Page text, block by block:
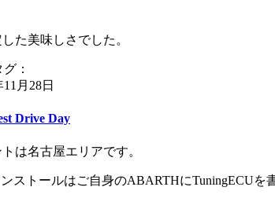
た美味しさでした。
グ：
月28日
Drive Day
は名古屋エリアです。
ストールはご自身のABARTHにTuningECU